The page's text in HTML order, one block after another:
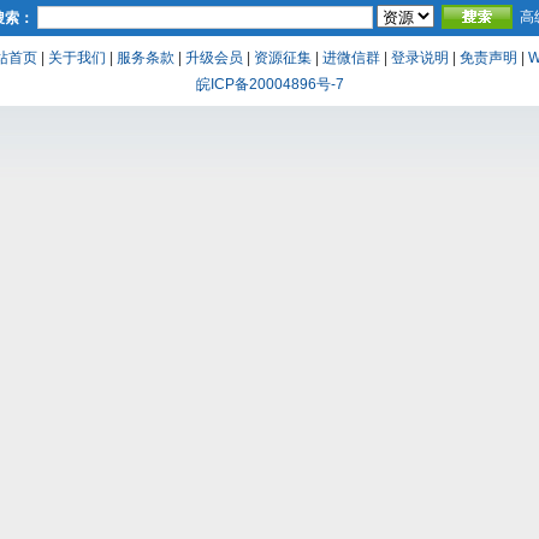
： 高
首页| 关于我们 服务条款 升级会员 资源征集| 进微信群| 登录说明 免责声明
皖ICP备20004896号-7